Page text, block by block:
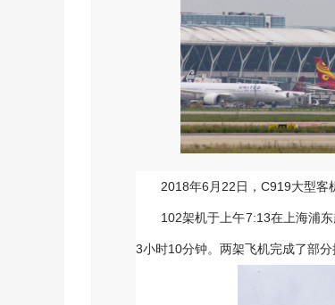
2018年6月22日，C919大型客
102架机于上午7:13在上海浦
3小时10分钟。两架飞机完成了部分